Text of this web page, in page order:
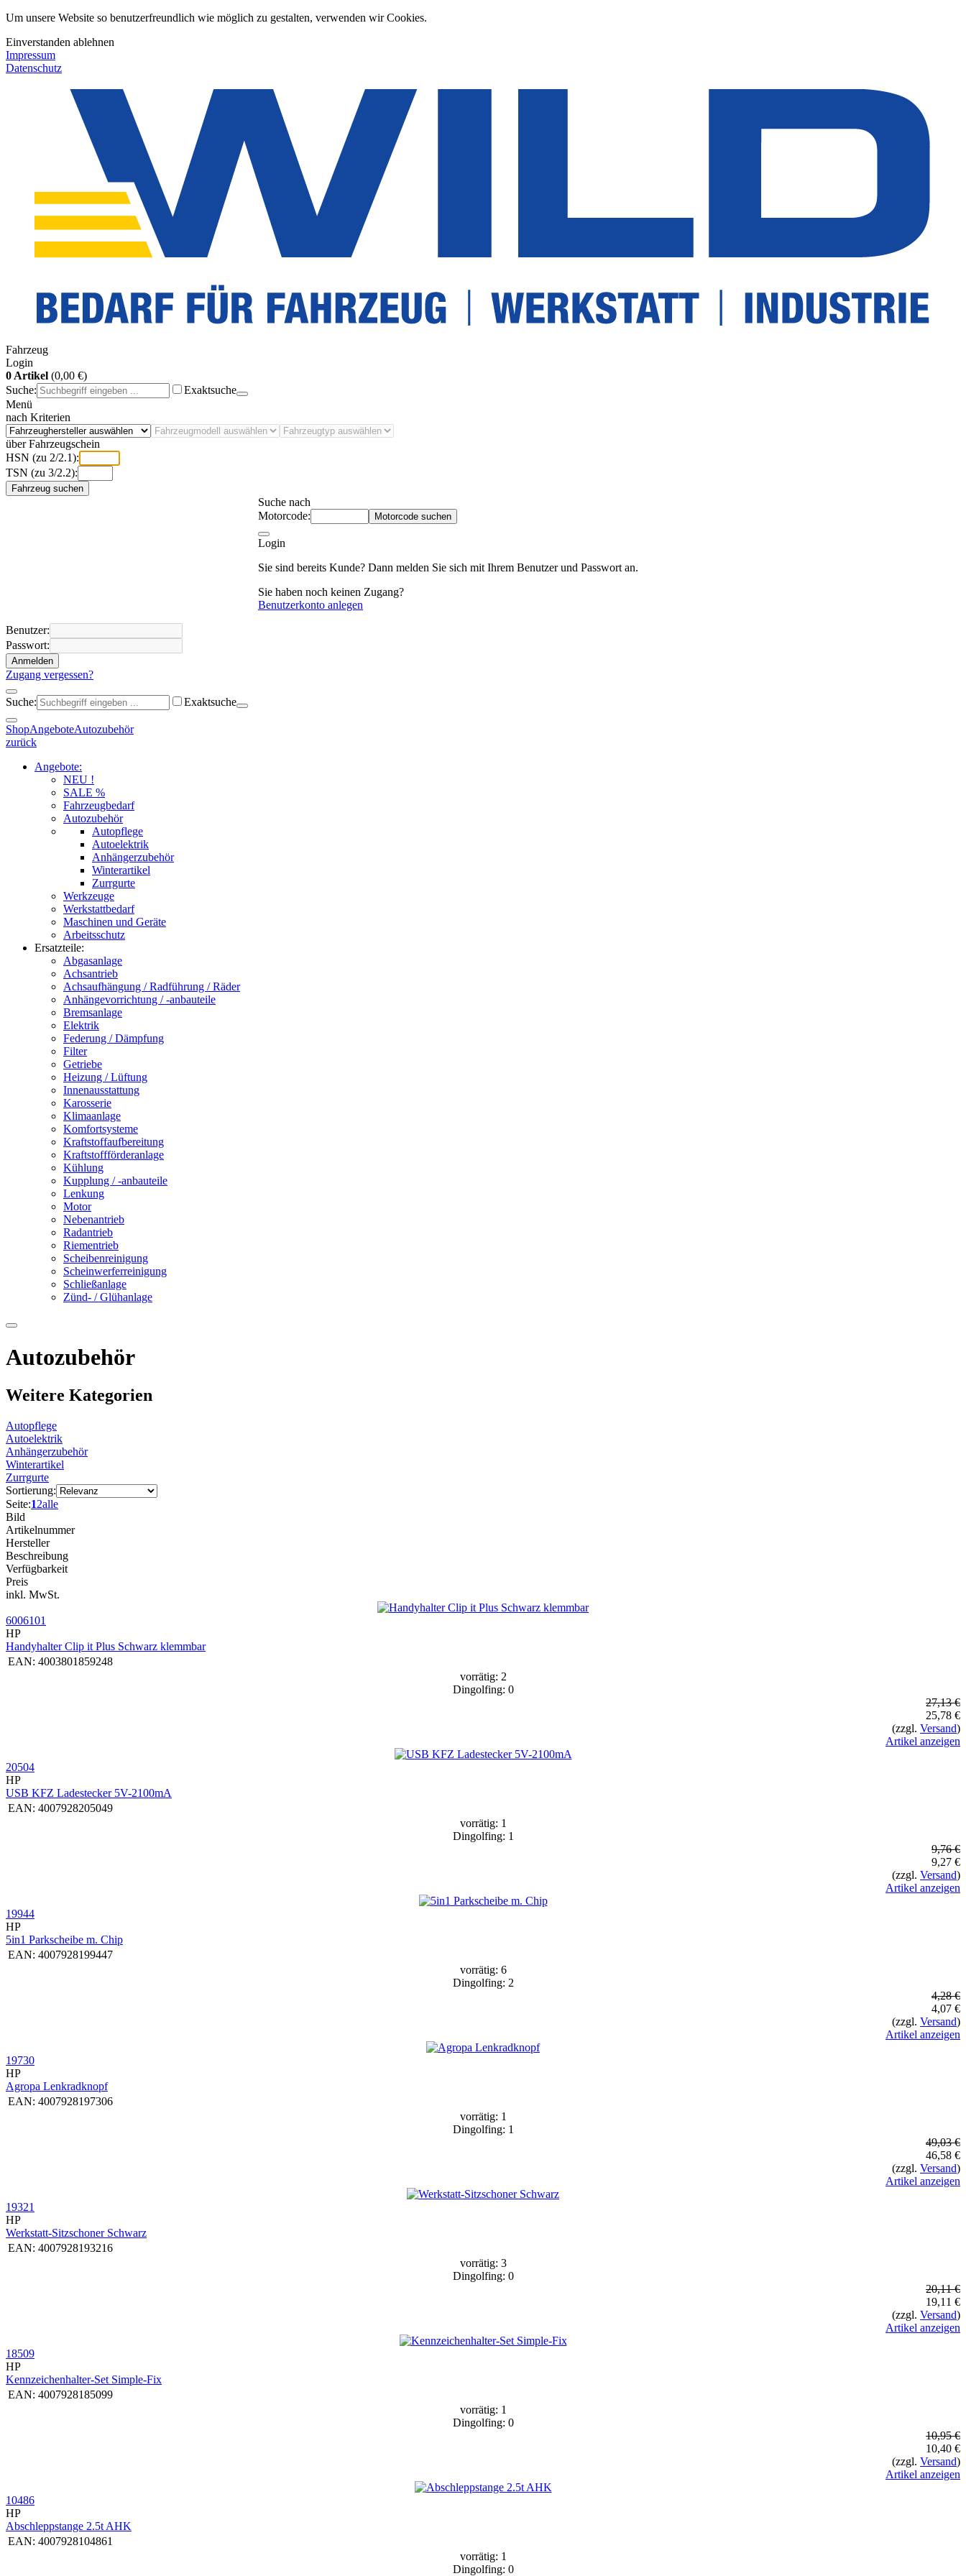
Um unsere Website so benutzerfreundlich wie möglich zu gestalten, verwenden wir Cookies.
Einverstanden ablehnen
Impressum
Datenschutz
Fahrzeug
Login
0 Artikel (0,00 €)
Suche:
Exaktsuche
Menü
nach Kriterien
über Fahrzeugschein
HSN (zu 2/2.1):
TSN (zu 3/2.2):
Fahrzeug suchen
Suche nach
Motorcode:
Motorcode suchen
Login
Sie sind bereits Kunde? Dann melden Sie sich mit Ihrem Benutzer und Passwort an.
Sie haben noch keinen Zugang?
Benutzerkonto anlegen
Benutzer:
Passwort:
Anmelden
Zugang vergessen?
Suche: Exaktsuche
ShopAngeboteAutozubehör
zurück
Angebote:
NEU !
SALE %
Fahrzeugbedarf
Autozubehör
Autopflege
Autoelektrik
Anhängerzubehör
Winterartikel
Zurrgurte
Werkzeuge
Werkstattbedarf
Maschinen und Geräte
Arbeitsschutz
Ersatzteile:
Abgasanlage
Achsantrieb
Achsaufhängung / Radführung / Räder
Anhängevorrichtung / -anbauteile
Bremsanlage
Elektrik
Federung / Dämpfung
Filter
Getriebe
Heizung / Lüftung
Innenausstattung
Karosserie
Klimaanlage
Komfortsysteme
Kraftstoffaufbereitung
Kraftstoffförderanlage
Kühlung
Kupplung / -anbauteile
Lenkung
Motor
Nebenantrieb
Radantrieb
Riementrieb
Scheibenreinigung
Scheinwerferreinigung
Schließanlage
Zünd- / Glühanlage
Autozubehör
Weitere Kategorien
Autopflege
Autoelektrik
Anhängerzubehör
Winterartikel
Zurrgurte
Sortierung:
Seite:12alle
Bild
Artikelnummer
Hersteller
Beschreibung
Verfügbarkeit
Preis
inkl. MwSt.
6006101
HP
Handyhalter Clip it Plus Schwarz klemmbar
EAN: 4003801859248
vorrätig: 2
Dingolfing: 0
27,13 €
25,78 €
(zzgl. Versand)
Artikel anzeigen
20504
HP
USB KFZ Ladestecker 5V-2100mA
EAN: 4007928205049
vorrätig: 1
Dingolfing: 1
9,76 €
9,27 €
(zzgl. Versand)
Artikel anzeigen
19944
HP
5in1 Parkscheibe m. Chip
EAN: 4007928199447
vorrätig: 6
Dingolfing: 2
4,28 €
4,07 €
(zzgl. Versand)
Artikel anzeigen
19730
HP
Agropa Lenkradknopf
EAN: 4007928197306
vorrätig: 1
Dingolfing: 1
49,03 €
46,58 €
(zzgl. Versand)
Artikel anzeigen
19321
HP
Werkstatt-Sitzschoner Schwarz
EAN: 4007928193216
vorrätig: 3
Dingolfing: 0
20,11 €
19,11 €
(zzgl. Versand)
Artikel anzeigen
18509
HP
Kennzeichenhalter-Set Simple-Fix
EAN: 4007928185099
vorrätig: 1
Dingolfing: 0
10,95 €
10,40 €
(zzgl. Versand)
Artikel anzeigen
10486
HP
Abschleppstange 2.5t AHK
EAN: 4007928104861
vorrätig: 1
Dingolfing: 0